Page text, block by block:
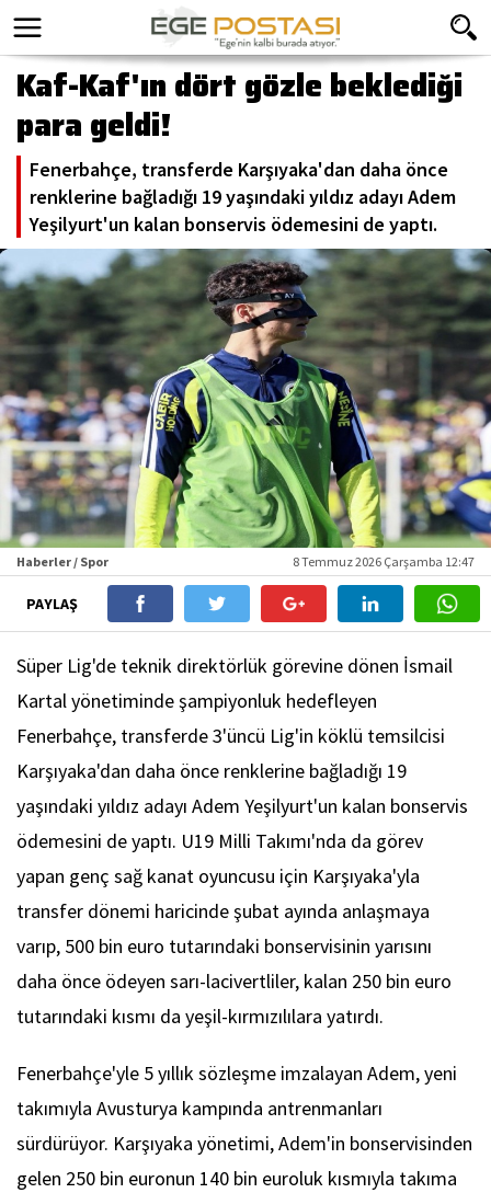
Kaf-Kaf'ın dört gözle beklediği
para geldi!
Fenerbahçe, transferde Karşıyaka'dan daha önce
renklerine bağladığı 19 yaşındaki yıldız adayı Adem
Yeşilyurt'un kalan bonservis ödemesini de yaptı.
Haberler / Spor 8 Temmuz 2026 Çarşamba 12:47
PAYLAŞ
Süper Lig'de teknik direktörlük görevine dönen İsmail
Kartal yönetiminde şampiyonluk hedefleyen
Fenerbahçe, transferde 3'üncü Lig'in köklü temsilcisi
Karşıyaka'dan daha önce renklerine bağladığı 19
yaşındaki yıldız adayı Adem Yeşilyurt'un kalan bonservis
ödemesini de yaptı. U19 Milli Takımı'nda da görev
yapan genç sağ kanat oyuncusu için Karşıyaka'yla
transfer dönemi haricinde şubat ayında anlaşmaya
varıp, 500 bin euro tutarındaki bonservisinin yarısını
daha önce ödeyen sarı-lacivertliler, kalan 250 bin euro
tutarındaki kısmı da yeşil-kırmızılılara yatırdı.
Fenerbahçe'yle 5 yıllık sözleşme imzalayan Adem, yeni
takımıyla Avusturya kampında antrenmanları
sürdürüyor. Karşıyaka yönetimi, Adem'in bonservisinden
gelen 250 bin euronun 140 bin euroluk kısmıyla takıma